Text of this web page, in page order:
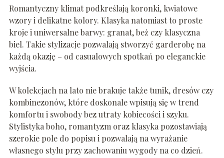
Romantyczny klimat podkreślają koronki, kwiatowe
wzory i delikatne kolory. Klasyka natomiast to proste
kroje i uniwersalne barwy: granat, beż czy klasyczna
biel. Takie stylizacje pozwalają stworzyć garderobę na
każdą okazję – od casualowych spotkań po eleganckie
wyjścia.
W kolekcjach na lato nie brakuje także tunik, dresów czy
kombinezonów, które doskonale wpisują się w trend
komfortu i swobody bez utraty kobiecości i szyku.
Stylistyka boho, romantyzm oraz klasyka pozostawiają
szerokie pole do popisu i pozwalają na wyrażanie
własnego stylu przy zachowaniu wygody na co dzień.